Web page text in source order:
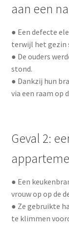
aan een
● Een defecte
terwijl het gezin
● De ouders
stond.
● Dankzij hun
via een raam op
Geval 2:
● Een
vrouw op op de
● Ze gebruikte
te klimmen